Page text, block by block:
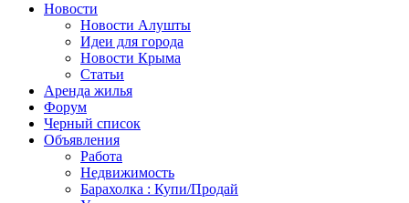
Новости
Новости Алушты
Идеи для города
Новости Крыма
Статьи
Аренда жилья
Форум
Черный список
Объявления
Работа
Недвижимость
Барахолка : Купи/Продай